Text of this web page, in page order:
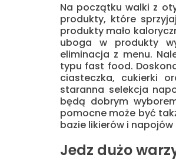
Na początku walki z
produkty, które
produkty mało
uboga w produkty
eliminacja z menu.
typu fast food.
ciasteczka, cukierki
staranna selekcja
będą dobrym
pomocne może być
bazie likierów i
Jedz dużo